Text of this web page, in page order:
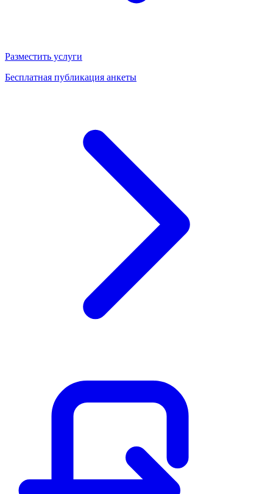
Разместить услуги
Бесплатная публикация анкеты